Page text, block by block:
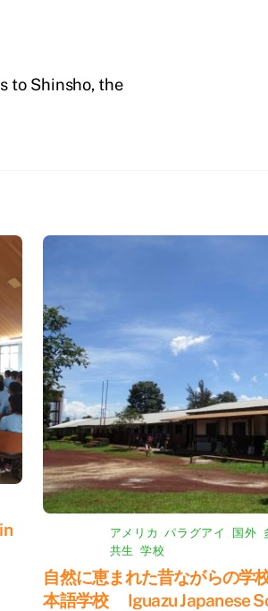
to Shinsho, the
アメリカ ,パラグアイ 国外
共生 ,学校
自然に恵まれた昔ながらの学
本語学校 Iguazu Japanese